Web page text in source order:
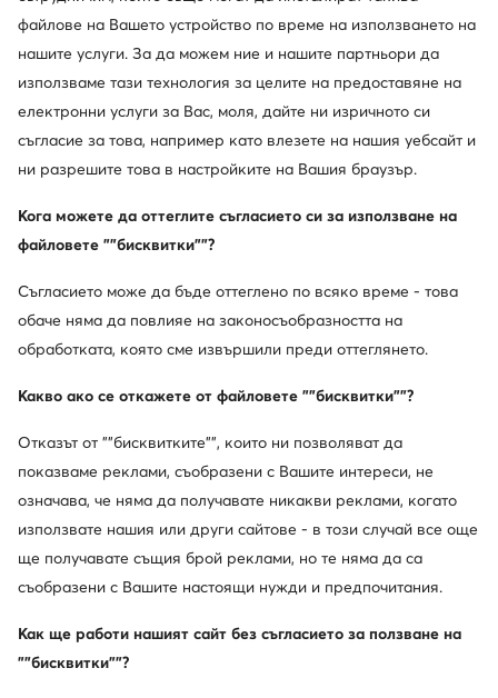
MEXX
Дамска чанта · Тъмнокафяв
57,99€
MEXX
Дамска чанта · Кафяв
57,99€
Нови
файлове на Вашето устройство по време на използването на
нашите услуги. За да можем ние и нашите партньори да
използваме тази технология за целите на предоставяне на
електронни услуги за Вас, моля, дайте ни изричното си
съгласие за това, например като влезете на нашия уебсайт и
ни разрешите това в настройките на Вашия браузър.
Кога можете да оттеглите съгласието си за използване на
файловете ""бисквитки""?
Съгласието може да бъде оттеглено по всяко време - това
обаче няма да повлияе на законосъобразността на
обработката, която сме извършили преди оттеглянето.
Какво ако се откажете от файловете ""бисквитки""?
Отказът от ""бисквитките"", които ни позволяват да
показваме реклами, съобразени с Вашите интереси, не
означава, че няма да получавате никакви реклами, когато
използвате нашия или други сайтове - в този случай все още
ще получавате същия брой реклами, но те няма да са
съобразени с Вашите настоящи нужди и предпочитания.
Как ще работи нашият сайт без съгласието за ползване на
""бисквитки""?